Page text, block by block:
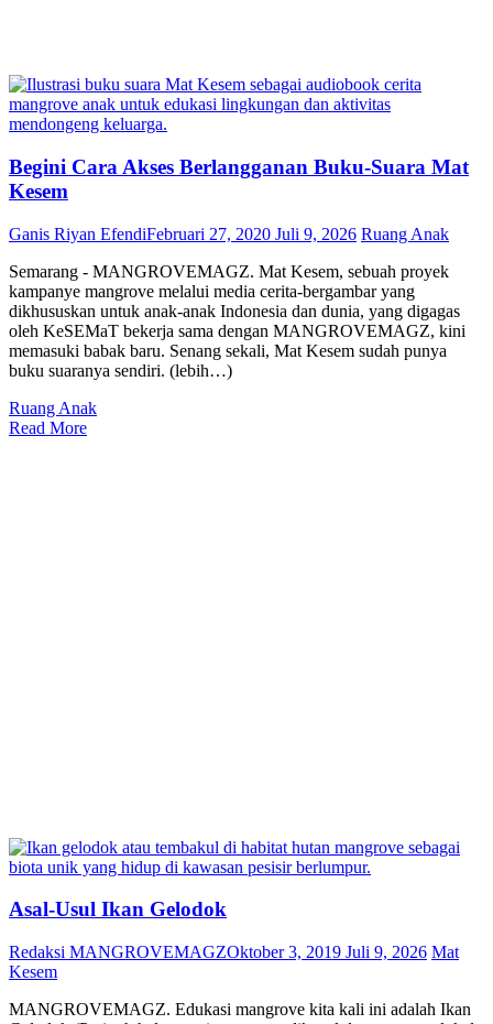
Begini Cara Akses Berlangganan Buku-Suara Mat
Kesem
Ganis Riyan EfendiFebruari 27, 2020 Juli 9, 2026 Ruang Anak
Semarang - MANGROVEMAGZ. Mat Kesem, sebuah proyek
kampanye mangrove melalui media cerita-bergambar yang
dikhususkan untuk anak-anak Indonesia dan dunia, yang digagas
oleh KeSEMaT bekerja sama dengan MANGROVEMAGZ, kini
memasuki babak baru. Senang sekali, Mat Kesem sudah punya
buku suaranya sendiri. (lebih…)
Ruang Anak
Read More
Asal-Usul Ikan Gelodok
Redaksi MANGROVEMAGZOktober 3, 2019 Juli 9, 2026 Mat
Kesem
MANGROVEMAGZ. Edukasi mangrove kita kali ini adalah Ikan